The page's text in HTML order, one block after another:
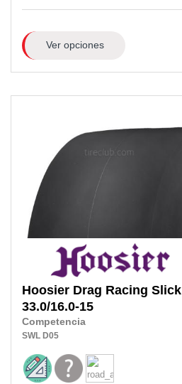
Ver opciones
Hoosier Drag Racing Slick
33.0/16.0-15
Competencia
SWL D05